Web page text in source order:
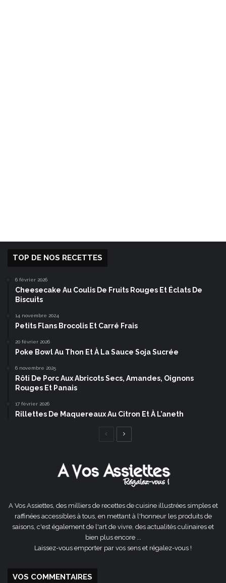
TOP DE NOS RECETTES
6 février 2026
Cheesecake Au Coulis De Fruits Rouges Et Éclats De
Biscuits
14 novembre 2024
Petits Flans Brocolis Et Carré Frais
20 février 2026
Poke Bowl Au Thon Et À La Sauce Soja Sucrée
6 novembre 2025
Rôti De Porc Aux Abricots Secs, Amandes, Oignons
Rouges Et Panais
17 février 2026
Rillettes De Maquereaux Au Citron Et À L’aneth
Page
A Vos Assiettes, des milliers de recettes de cuisine illustrées simples et
raffinées accessibles à tous, en mettant à l'honneur les produits de
saisons, c'est également de l'art de vivre, des actualités culinaires et
bien plus encore ...
Laissez-vous emporter par vos sens et régalez-vous !
VOS COMMENTAIRES